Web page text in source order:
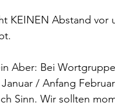
KEINEN Abstand vor
Aber: Bei
/ Anfang
Sinn. Wir sollten